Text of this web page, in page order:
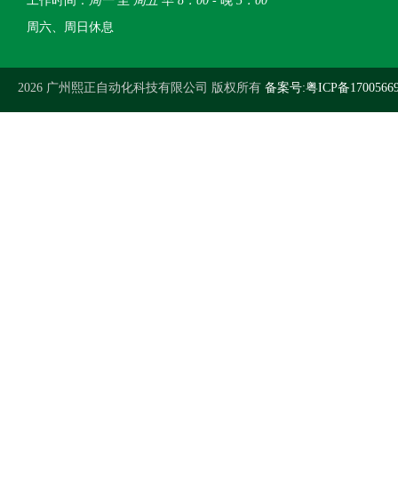
周六、周日休息
2026 广州熙正自动化科技有限公司 版权所有 备案号:粤ICP备